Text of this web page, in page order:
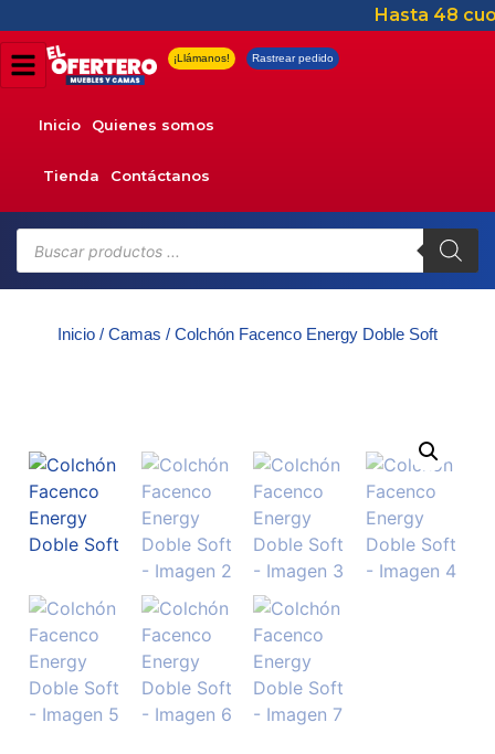
Hasta 48
¡Llámanos! Rastrear pedido
Inicio Quienes somos
Tienda Contáctanos
Inicio / Camas / Colchón Facenco Energy Doble Soft